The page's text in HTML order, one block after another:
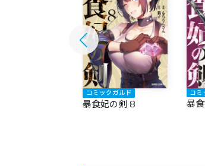
コミックガルド
暴食妃の剣 8
コミ
暴